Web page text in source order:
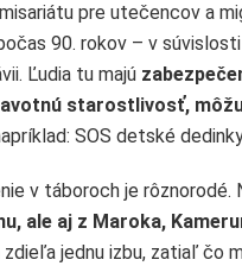
pre utečencov a
90. rokov – v
Ľudia tu majú
starostlivosť,
SOS detské
v táboroch je rôznorodé.
ale aj z Maroka,
jednu izbu, zatiaľ čo